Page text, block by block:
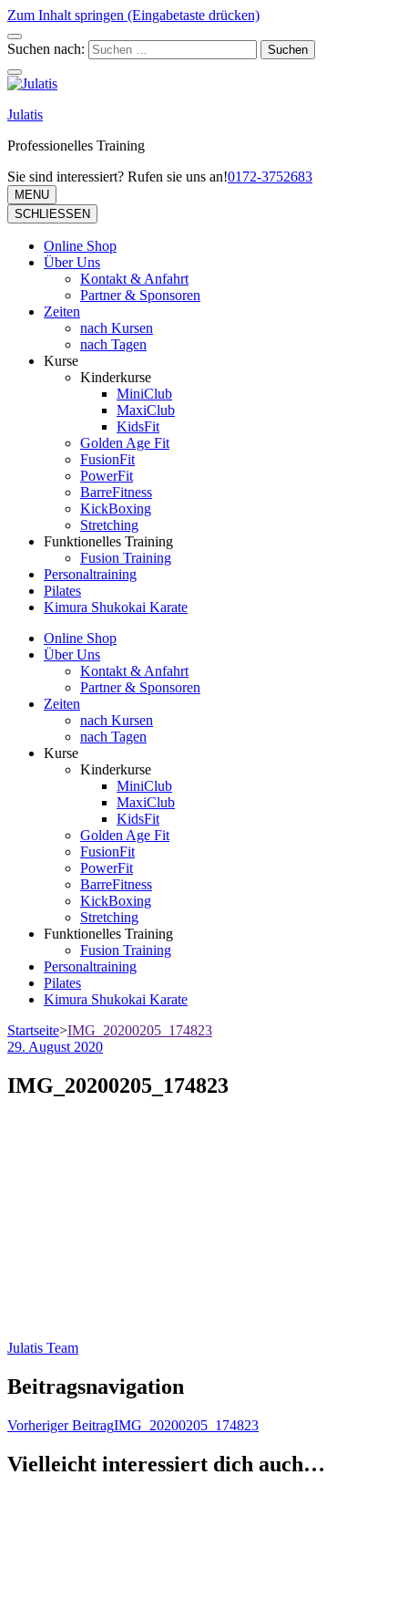
Zum Inhalt springen (Eingabetaste drücken)
Suchen nach:
Julatis
Professionelles Training
Sie sind interessiert? Rufen sie uns an!0172-3752683
MENU
SCHLIESSEN
Online Shop
Über Uns
Kontakt & Anfahrt
Partner & Sponsoren
Zeiten
nach Kursen
nach Tagen
Kurse
Kinderkurse
MiniClub
MaxiClub
KidsFit
Golden Age Fit
FusionFit
PowerFit
BarreFitness
KickBoxing
Stretching
Funktionelles Training
Fusion Training
Personaltraining
Pilates
Kimura Shukokai Karate
Online Shop
Über Uns
Kontakt & Anfahrt
Partner & Sponsoren
Zeiten
nach Kursen
nach Tagen
Kurse
Kinderkurse
MiniClub
MaxiClub
KidsFit
Golden Age Fit
FusionFit
PowerFit
BarreFitness
KickBoxing
Stretching
Funktionelles Training
Fusion Training
Personaltraining
Pilates
Kimura Shukokai Karate
Startseite>IMG_20200205_174823
29. August 2020
IMG_20200205_174823
Julatis Team
Beitragsnavigation
Vorheriger BeitragIMG_20200205_174823
Vielleicht interessiert dich auch…